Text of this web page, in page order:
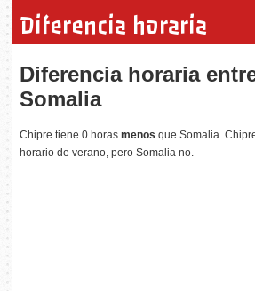
Diferencia horaria
Diferencia horaria
Somalia
Chipre tiene 0 horasmenos que Somalia.
horario de verano, pero Somalia no.